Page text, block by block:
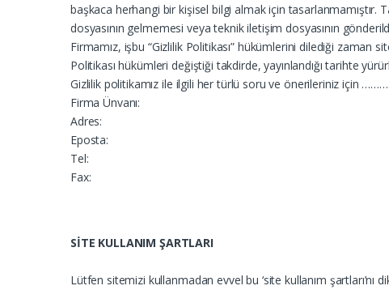
başkaca herhangi bir kişisel bilgi almak için tasarlanmamıştır.
dosyasının gelmemesi veya teknik iletişim dosyasının
Firmamız, işbu “Gizlilik Politikası” hükümlerini dilediği zaman
Politikası hükümleri değiştiği takdirde, yayınlandığı tarihte
Gizlilik politikamız ile ilgili her türlü soru ve önerileriniz için
Firma Ünvanı:
Adres:
Eposta:
Tel:
Fax:
SİTE KULLANIM ŞARTLARI
Lütfen sitemizi kullanmadan evvel bu ‘site kullanım şartları’nı